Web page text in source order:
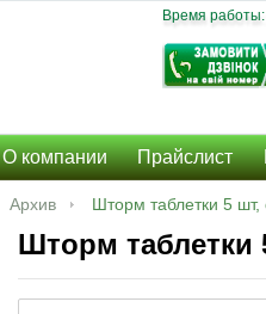
Время
О компании Прайслист
Архив Шторм таблетки 5
Шторм таблетки